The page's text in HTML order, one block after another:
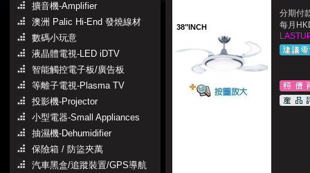
擴音機-Amplifier
澳洲 Palic Hi-End 發燒線材
數碼小玩意
液晶體電視-LED iDTV
智能觸控電子板/廣告板
等離子電視-Plasma TV
投影機-Projector
小型電器-Small Appliances
抽濕機-Dehumidifier
保險箱 / 防盜夾萬
汽車黑盒/追蹤裝置/GPS導航
38"INCH
分期付
每月